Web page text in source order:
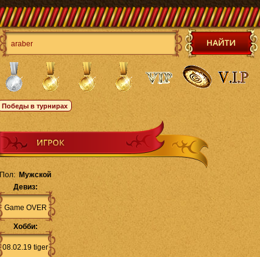
Пол: Мужской
Девиз:
Game OVER
Хобби:
08.02.19 tiger